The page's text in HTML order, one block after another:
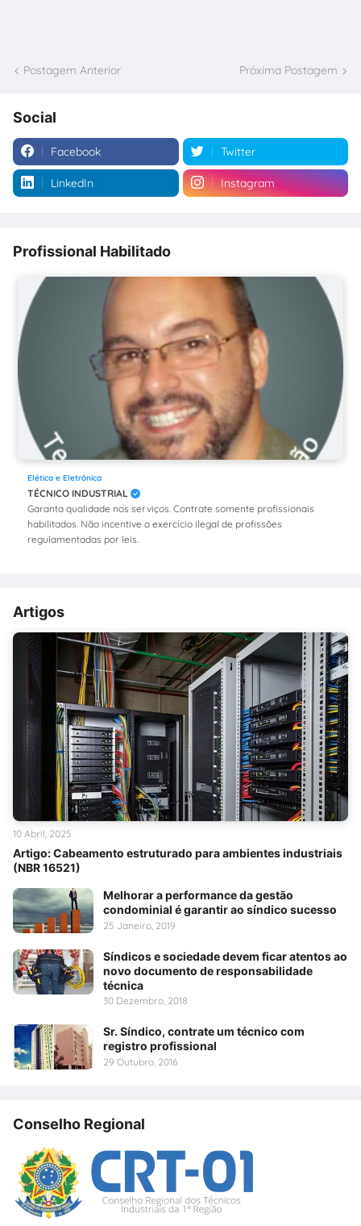
Postagem Anterior Próxima Postagem
Social
Facebook Twitter
LinkedIn Instagram
Profissional Habilitado
Elética e Eletrônica
TÉCNICO INDUSTRIAL
Garanta qualidade nos serviços. Contrate somente profissionais
habilitados. Não incentive o exercício ilegal de profissões
regulamentadas por leis.
Artigos
Artigo: Cabeamento estruturado para ambientes industriais
(NBR 16521)
10 Abril, 2025
Melhorar a performance da gestão
condominial é garantir ao síndico sucesso
25 Janeiro, 2019
Síndicos e sociedade devem ficar atentos ao
novo documento de responsabilidade
técnica
30 Dezembro, 2018
Sr. Síndico, contrate um técnico com
registro profissional
29 Outubro, 2016
Conselho Regional